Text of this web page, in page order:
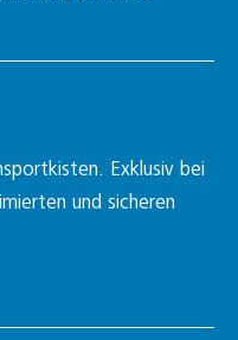
Exklusiv bei
und sicheren